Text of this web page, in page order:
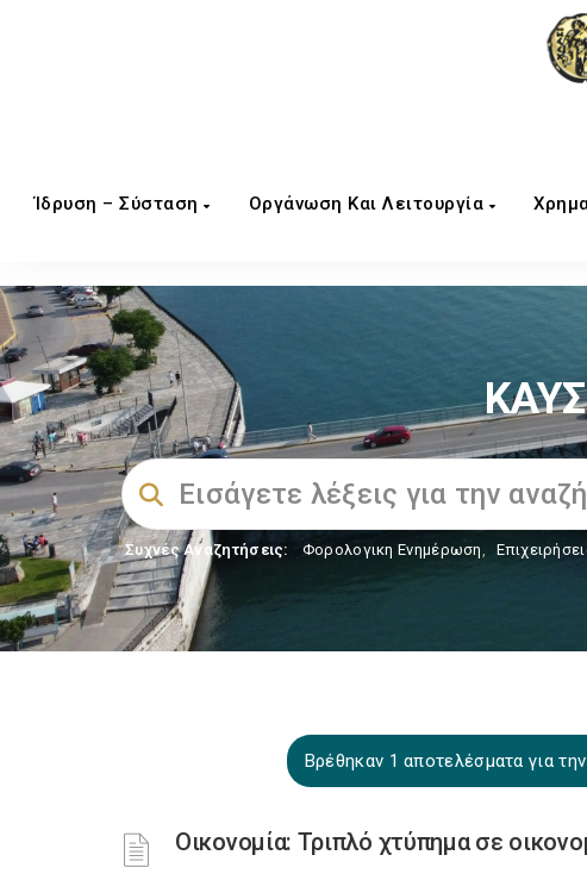
Ίδρυση – Σύσταση Οργάνωση Και Λειτουργία
Συχνές Αναζητήσεις: Φορολογικη Ενημέρωση,
Βρέθηκαν 1 αποτελέσματα για
Οικονομία: Τριπλό χτύπημα σε